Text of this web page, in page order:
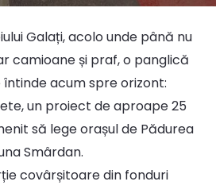
Galați, acolo unde până nu
camioane și praf, o panglică
acum spre orizont:
un proiect de aproape 25
să lege orașul de Pădurea
Smârdan.
covârșitoare din fonduri